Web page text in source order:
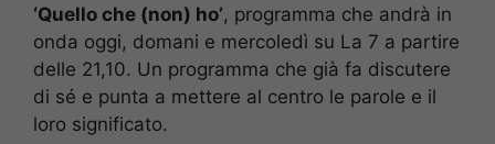
‘Quello che (non) ho’, programma che andrà in
onda oggi, domani e mercoledì su La 7 a partire
delle 21,10. Un programma che già fa discutere
di sé e punta a mettere al centro le parole e il
loro significato.